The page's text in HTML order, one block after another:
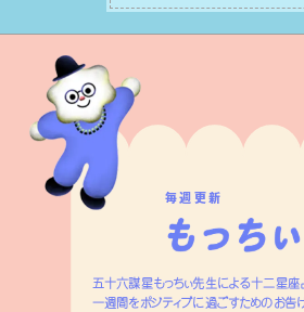
いきます。
毎週更新
五十六謀星もっちぃ先生による十二星座
一週間をポジティブに過ごすためのお告げ